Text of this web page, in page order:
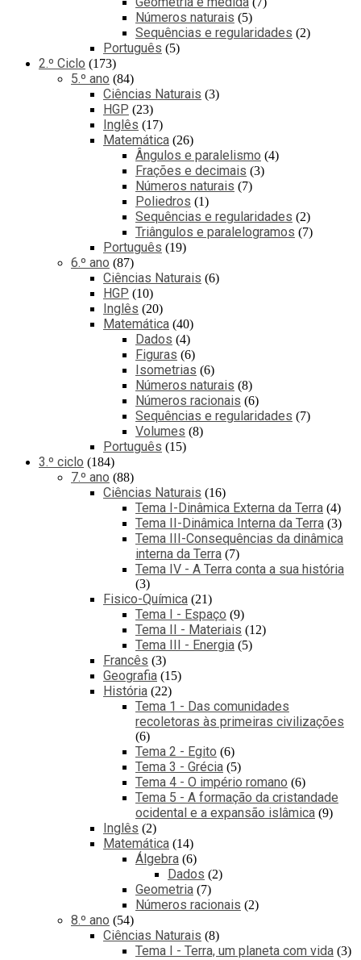
Números naturais 5
Sequências e regularidades 2
Português 5
2.º Ciclo 173
5.º ano 84
Ciências Naturais 3
HGP 23
Inglês 17
Matemática 26
Ângulos e paralelismo 4
Frações e decimais 3
Números naturais 7
Poliedros 1
Sequências e regularidades 2
Triângulos e paralelogramos 7
Português 19
6.º ano 87
Ciências Naturais 6
HGP 10
Inglês 20
Matemática 40
Dados 4
Figuras 6
Isometrias 6
Números naturais 8
Números racionais 6
Sequências e regularidades 7
Volumes 8
Português 15
3.º ciclo 184
7.º ano 88
Ciências Naturais 16
Tema I-Dinâmica Externa da Terra 4
Tema II-Dinâmica Interna da Terra 3
Tema III-Consequências da dinâmica
interna da Terra 7
Tema IV - A Terra conta a sua história
3
Fisico-Química 21
Tema I - Espaço 9
Tema II - Materiais 12
Tema III - Energia 5
Francês 3
Geografia 15
História 22
Tema 1 - Das comunidades
recoletoras às primeiras civilizações
6
Tema 2 - Egito 6
Tema 3 - Grécia 5
Tema 4 - O império romano 6
Tema 5 - A formação da cristandade
ocidental e a expansão islâmica 9
Inglês 2
Matemática 14
Álgebra 6
Dados 2
Geometria 7
Números racionais 2
8.º ano 54
Ciências Naturais 8
Tema I - Terra, um planeta com vida 3